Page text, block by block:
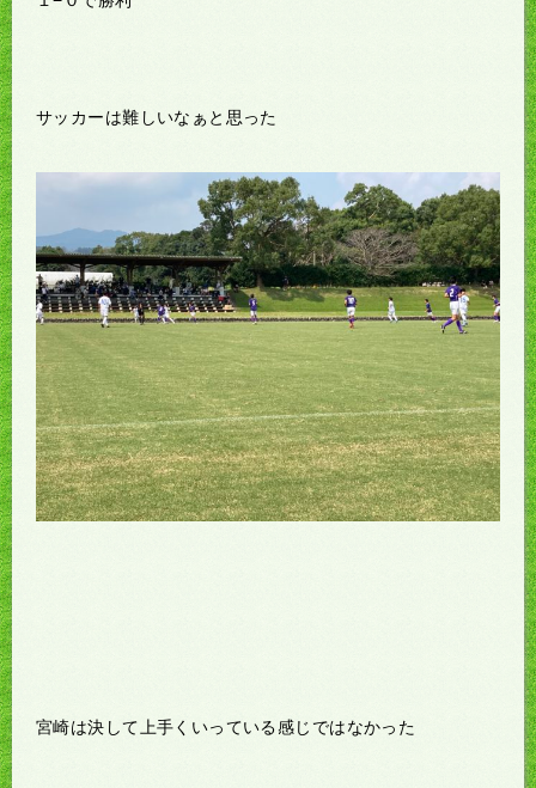
サッカーは難しいなぁと思った
宮崎は決して上手くいっている感じではなかった